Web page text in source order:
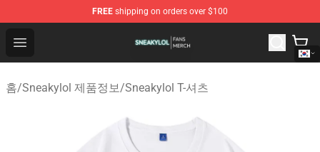
FREE shipping on orders over $100
Open menu
Sneakylol Shop - Official Sneakylol Merchandise Store
홈/Sneakylol 제품정보/Sneakylol T-셔츠